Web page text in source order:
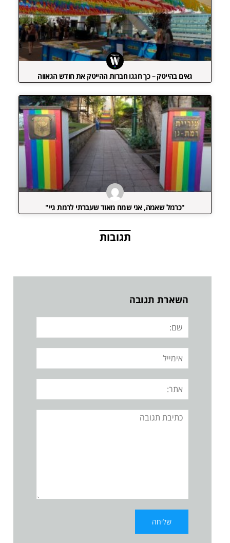
גאים בהייטק – כך חגגו חברות ההייטק את חודש הגאווה
"כרמל שאמה, אני שמח מאוד שעברתי לרמת גיי"
תגובות
השארת תגובה
שם:
אימייל
אתר:
תגובה